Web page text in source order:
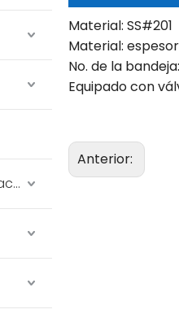
Equipos de fabricación de acero inoxidable
Material: SS#201
Material:
No. de la
Equipado con
Anterior: